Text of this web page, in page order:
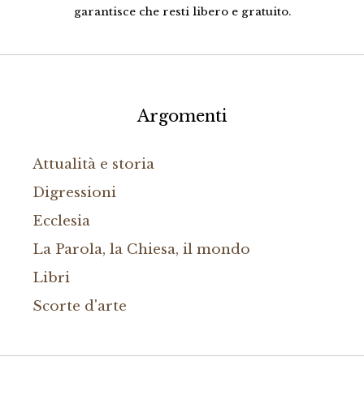
garantisce che resti libero e gratuito.
Argomenti
Attualità e storia
Digressioni
Ecclesia
La Parola, la Chiesa, il mondo
Libri
Scorte d'arte